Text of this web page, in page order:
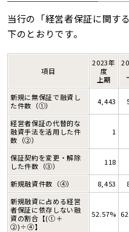
当行の「経営者保証に関す
下のとおりです。
項目
2023年
度
上期
新規に無保証で融資し
た件数（①）
4,443
経営者保証の代替的な
融資手法を活用した件
数（②）
1
保証契約を変更・解除
した件数（③）
118
新規融資件数（④） 8,453
新規融資に占める経営
者保証に依存しない融
資の割合【(①＋
②)÷④】
52.57%